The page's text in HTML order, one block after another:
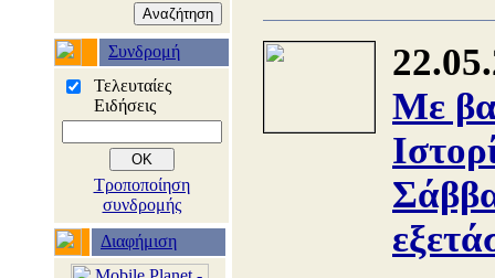
Συνδρομή
Τελευταίες
Ειδήσεις
Τροποποίηση
συνδρομής
Διαφήμιση
Με